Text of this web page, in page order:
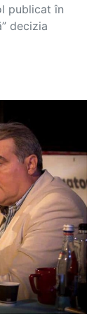
publicat în
decizia